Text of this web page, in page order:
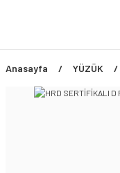
Anasayfa YÜZÜK